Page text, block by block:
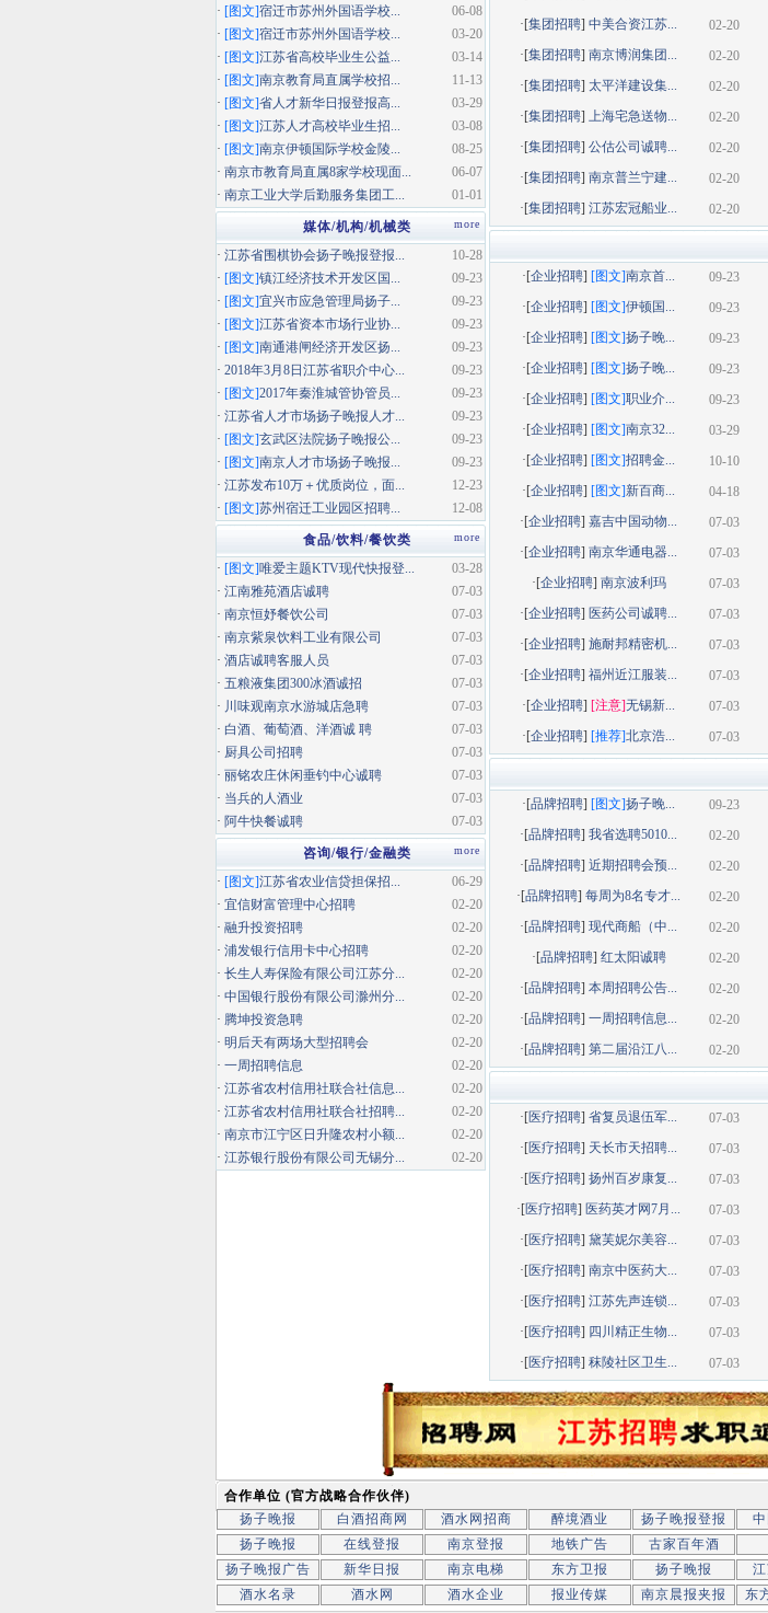
02-20
·[集团招聘]中美合资江苏...
02-20
·[集团招聘]南京博润集团...
02-20
·[集团招聘]太平洋建设集...
02-20
·[集团招聘]上海宅急送物...
02-20
·[集团招聘]公估公司诚聘...
02-20
·[集团招聘]南京普兰宁建...
02-20
·[集团招聘]江苏宏冠船业...
09-23
·[企业招聘] [图文]南京首...
09-23
·[企业招聘] [图文]伊顿国...
09-23
·[企业招聘] [图文]扬子晚...
09-23
·[企业招聘] [图文]扬子晚...
09-23
·[企业招聘] [图文]职业介...
03-29
·[企业招聘] [图文]南京32...
10-10
·[企业招聘] [图文]招聘金...
04-18
·[企业招聘] [图文]新百商...
07-03
·[企业招聘]嘉吉中国动物...
07-03
·[企业招聘]南京华通电器...
07-03
·[企业招聘] 南京波利玛
07-03
·[企业招聘] 医药公司诚聘...
07-03
·[企业招聘]施耐邦精密机...
07-03
·[企业招聘]福州近江服装...
07-03
·[企业招聘] [注意]无锡新...
07-03
·[企业招聘] [推荐]北京浩...
09-23
·[品牌招聘] [图文]扬子晚...
02-20
·[品牌招聘]我省选聘5010...
02-20
·[品牌招聘]近期招聘会预...
02-20
·[品牌招聘]每周为8名专才...
02-20
·[品牌招聘]现代商船（中...
02-20
·[品牌招聘] 红太阳诚聘
02-20
·[品牌招聘]本周招聘公告...
02-20
·[品牌招聘]一周招聘信息...
02-20
·[品牌招聘]第二届沿江八...
07-03
·[医疗招聘]省复员退伍军...
07-03
·[医疗招聘] 天长市天招聘...
07-03
·[医疗招聘]扬州百岁康复...
07-03
·[医疗招聘] 医药英才网7月...
07-03
·[医疗招聘]黛芙妮尔美容...
07-03
·[医疗招聘]南京中医药大...
07-03
·[医疗招聘]江苏先声连锁...
07-03
·[医疗招聘] 四川精正生物...
07-03
·[医疗招聘]秣陵社区卫生...
06-08
· [图文]宿迁市苏州外国语学校...
03-20
· [图文]宿迁市苏州外国语学校...
03-14
· [图文]江苏省高校毕业生公益...
11-13
· [图文]南京教育局直属学校招...
03-29
· [图文]省人才新华日报登报高...
03-08
· [图文]江苏人才高校毕业生招...
08-25
· [图文]南京伊顿国际学校金陵...
06-07
· 南京市教育局直属8家学校现面...
01-01
· 南京工业大学后勤服务集团工...
more
媒体/机构/机械类
10-28
· 江苏省围棋协会扬子晚报登报...
09-23
· [图文]镇江经济技术开发区国...
09-23
· [图文]宜兴市应急管理局扬子...
09-23
· [图文]江苏省资本市场行业协...
09-23
· [图文]南通港闸经济开发区扬...
09-23
· 2018年3月8日江苏省职介中心...
09-23
· [图文]2017年秦淮城管协管员...
09-23
· 江苏省人才市场扬子晚报人才...
09-23
· [图文]玄武区法院扬子晚报公...
09-23
· [图文]南京人才市场扬子晚报...
12-23
· 江苏发布10万＋优质岗位，面...
12-08
· [图文]苏州宿迁工业园区招聘...
more
食品/饮料/餐饮类
03-28
· [图文]唯爱主题KTV现代快报登...
07-03
· 江南雅苑酒店诚聘
07-03
· 南京恒妤餐饮公司
07-03
· 南京紫泉饮料工业有限公司
07-03
· 酒店诚聘客服人员
07-03
· 五粮液集团300冰酒诚招
07-03
· 川味观南京水游城店急聘
07-03
· 白酒、葡萄酒、洋酒诚 聘
07-03
· 厨具公司招聘
07-03
· 丽铭农庄休闲垂钓中心诚聘
07-03
· 当兵的人酒业
07-03
· 阿牛快餐诚聘
more
咨询/银行/金融类
06-29
· [图文]江苏省农业信贷担保招...
02-20
· 宜信财富管理中心招聘
02-20
· 融升投资招聘
02-20
· 浦发银行信用卡中心招聘
02-20
· 长生人寿保险有限公司江苏分...
02-20
· 中国银行股份有限公司滁州分...
02-20
· 腾坤投资急聘
02-20
· 明后天有两场大型招聘会
02-20
· 一周招聘信息
02-20
· 江苏省农村信用社联合社信息...
02-20
· 江苏省农村信用社联合社招聘...
02-20
· 南京市江宁区日升隆农村小额...
02-20
· 江苏银行股份有限公司无锡分...
合作单位 (官方战略合作伙伴)
扬子晚报
白酒招商网 酒水网招商 醉境酒业 扬子晚报登报
扬子晚报
在线登报 南京登报 地铁广告 古家百年酒
扬子晚报广告
新华日报 南京电梯 东方卫报 扬子晚报
酒水名录
酒水网 酒水企业 报业传媒 南京晨报夹报 东